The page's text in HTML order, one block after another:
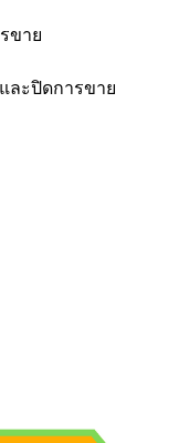
ขาย
ะปิดการขาย